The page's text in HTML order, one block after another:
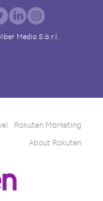
Media S.à r.l.
Rakuten Marketing
About Rakuten